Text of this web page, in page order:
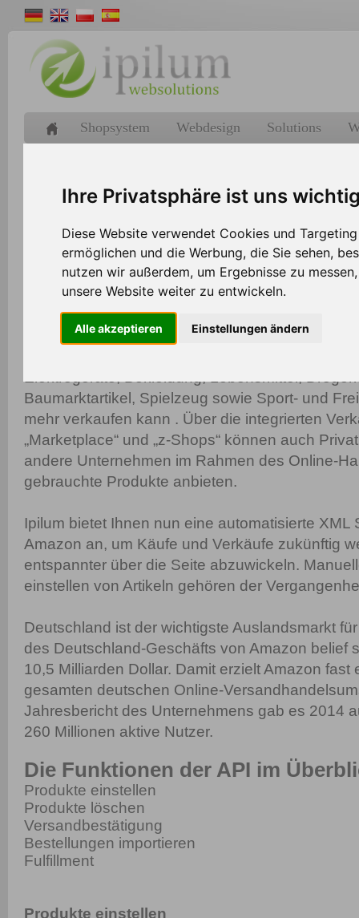
Ihre Privatsphäre ist uns
Diese Website verwendet Cookies und
ermöglichen und die Werbung, die Sie sehen,
nutzen wir außerdem, um Ergebnisse zu
unsere Website weiter zu entwickeln.
Alle akzeptieren Einstellungen ändern
Shopsystem Webdesign Solutions
Schnittstelle zwischen dem Ipilum
Amazon
Amazon ist ein riesiger Online-Versandhändler
wurde und der nach eigenen Angaben das
Baumarktartikel, Spielzeug sowie Sport- und
mehr verkaufen kann . Über die integrierten
„Marketplace“ und „z-Shops“ können auch
andere Unternehmen im Rahmen des Online-
gebrauchte Produkte anbieten.
Ipilum bietet Ihnen nun eine automatisierte XML
Amazon an, um Käufe und Verkäufe zukünftig
entspannter über die Seite abzuwickeln.
einstellen von Artikeln gehören der
Deutschland ist der wichtigste Auslandsmarkt
des Deutschland-Geschäfts von Amazon belief
10,5 Milliarden Dollar. Damit erzielt Amazon fast
gesamten deutschen Online-
Jahresbericht des Unternehmens gab es 2014
260 Millionen aktive Nutzer.
Die Funktionen der API im
Produkte einstellen
Produkte löschen
Versandbestätigung
Bestellungen importieren
Fulfillment
Produkte einstellen